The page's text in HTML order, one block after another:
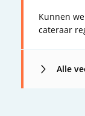
Kunnen
cateraar
Alle